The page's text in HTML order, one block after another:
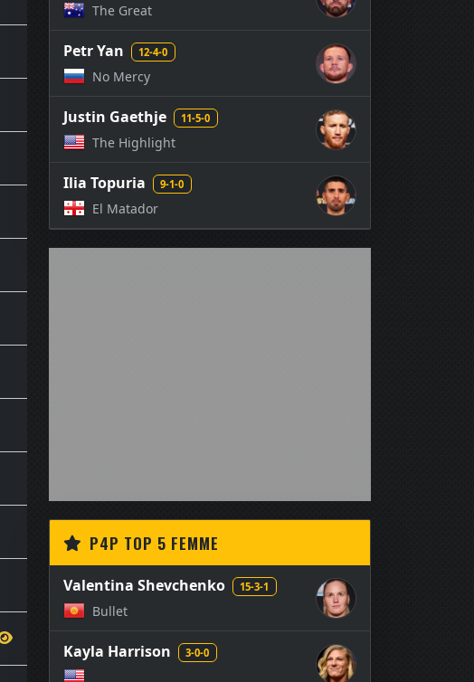
The Great
Petr Yan 12-4-0
No Mercy
Justin Gaethje 11-5-0
The Highlight
Ilia Topuria 9-1-0
El Matador
P4P TOP 5 FEMME
Valentina Shevchenko 15-3-1
Bullet
Kayla Harrison 3-0-0